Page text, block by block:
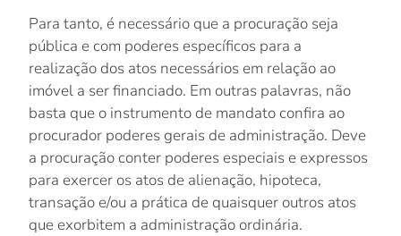
Para tanto, é necessário que a procuração seja
pública e com poderes específicos para a
realização dos atos necessários em relação ao
imóvel a ser financiado. Em outras palavras, não
basta que o instrumento de mandato confira ao
procurador poderes gerais de administração. Deve
a procuração conter poderes especiais e expressos
para exercer os atos de alienação, hipoteca,
transação e/ou a prática de quaisquer outros atos
que exorbitem a administração ordinária.